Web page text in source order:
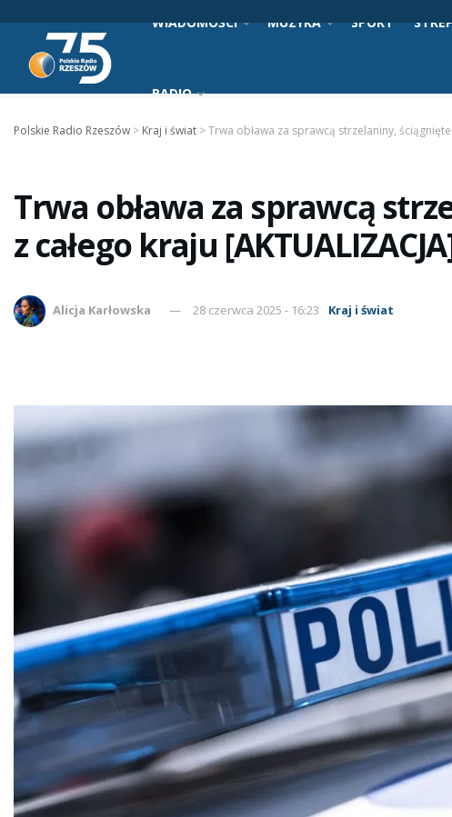
WIADOMOŚCI MUZYKA SPORT
RADIO
Polskie Radio Rzeszów > Kraj i świat >Trwa obława za sprawcą strzelaniny, ściągnięte
Trwa obława za sprawcą
z całego kraju
Alicja Karłowska 28 czerwca 2025 - 16:23 Kraj i świat